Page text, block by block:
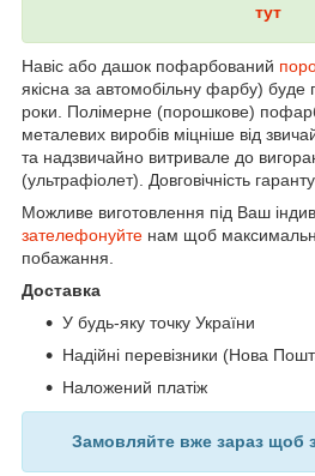
тут
Навіс або дашок пофарбований
якісна за автомобільну фарбу) буде
роки. Полімерне (порошкове)
металевих виробів міцніше від
та надзвичайно витривале до
(ультрафіолет). Довговічність
Можливе виготовлення під Ваш
зателефонуйте нам щоб
побажання.
Доставка
У будь-яку точку України
Надійні перевізники (Нова
Наложений платіж
Замовляйте вже зараз щоб